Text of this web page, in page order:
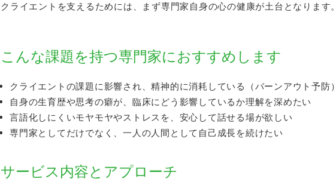
クライエントを支えるためには、まず専門家自身の心の健康が土台となります。
こんな課題を持つ専門家におすすめします
クライエントの課題に影響され、精神的に消耗している（バーンアウト予防）
自身の生育歴や思考の癖が、臨床にどう影響しているか理解を深めたい
言語化しにくいモヤモヤやストレスを、安心して話せる場が欲しい
専門家としてだけでなく、一人の人間として自己成長を続けたい
サービス内容とアプローチ